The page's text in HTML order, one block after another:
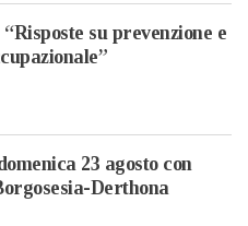
su prevenzione e
23 agosto con
Derthona